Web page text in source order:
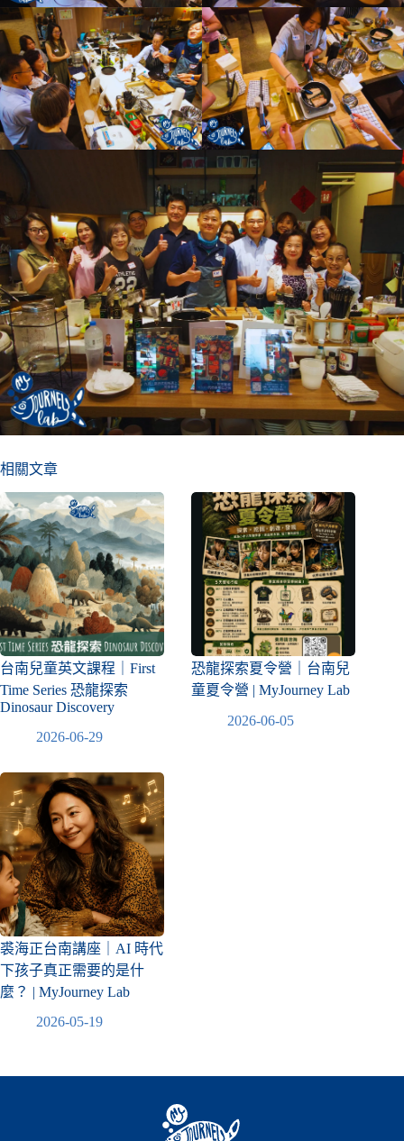
相關文章
台南兒童英文課程｜First
Time Series 恐龍探索
Dinosaur Discovery
2026-06-29
恐龍探索夏令營｜台南兒
童夏令營 | MyJourney Lab
2026-06-05
裘海正台南講座｜AI 時代
下孩子真正需要的是什
麼？ | MyJourney Lab
2026-05-19